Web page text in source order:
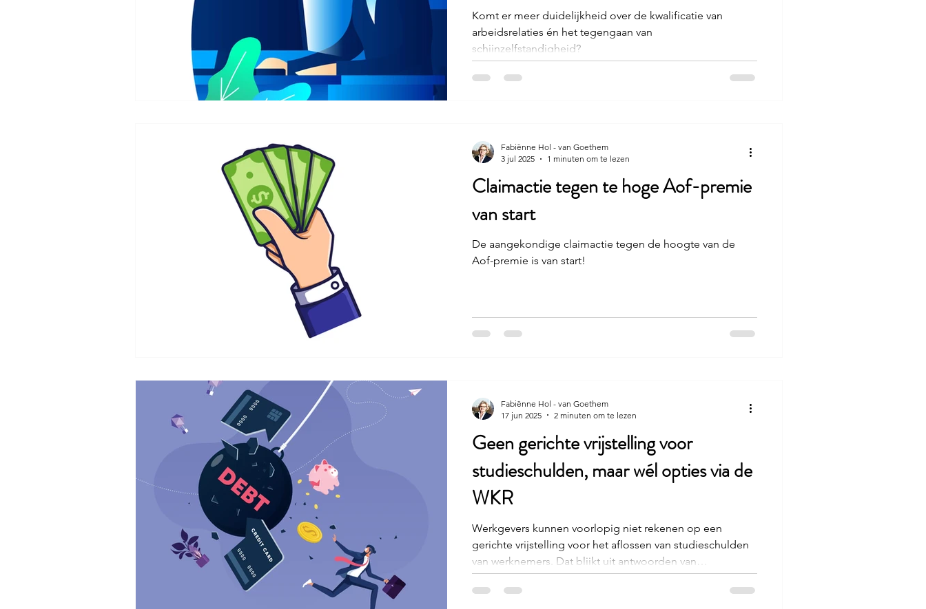
Komt er meer duidelijkheid over de kwalificatie van
arbeidsrelaties én het tegengaan van
schijnzelfstandigheid?
Claimactie tegen te hoge Aof-premie
van start
De aangekondige claimactie tegen de hoogte van de
Aof-premie is van start!
Fabiënne Hol - van Goethem
3 jul 2025
1 minuten om te lezen
Geen gerichte vrijstelling voor
studieschulden, maar wél opties via de
WKR
Werkgevers kunnen voorlopig niet rekenen op een
gerichte vrijstelling voor het aflossen van studieschulden
van werknemers. Dat blijkt uit antwoorden van
demissionair staatssecretaris Van Oostenbruggen
(Financiën) op Kamervragen. Toch biedt de
Fabiënne Hol - van Goethem
17 jun 2025
2 minuten om te lezen